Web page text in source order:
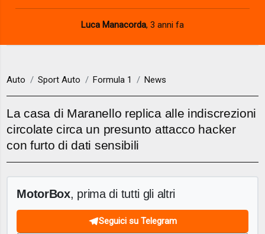
Luca Manacorda, 3 anni fa
Auto Sport Auto Formula 1 News
La casa di Maranello replica alle indiscrezioni
circolate circa un presunto attacco hacker
con furto di dati sensibili
MotorBox, prima di tutti gli altri
Seguici su Telegram